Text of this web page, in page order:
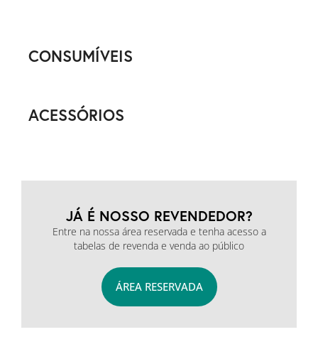
CONSUMÍVEIS
ACESSÓRIOS
JÁ É NOSSO REVENDEDOR?
Entre na nossa área reservada e tenha acesso a
tabelas de revenda e venda ao público
ÁREA RESERVADA